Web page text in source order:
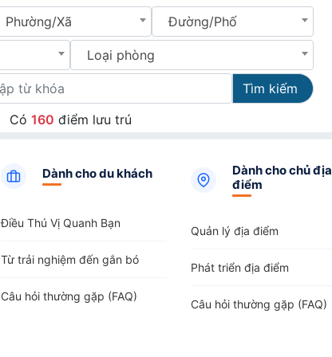
Phường/Xã Đường/Phố
Loại phòng
Tìm kiếm
Có 160 điểm lưu trú
Dành cho du khách
Điều Thú Vị Quanh Bạn
Từ trải nghiệm đến gắn bó
Câu hỏi thường gặp (FAQ)
Dành cho chủ địa
điểm
Quản lý địa điểm
Phát triển địa điểm
Câu hỏi thường gặp (FAQ)